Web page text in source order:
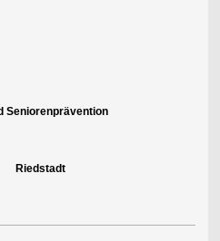
Seniorenprävention
Riedstadt